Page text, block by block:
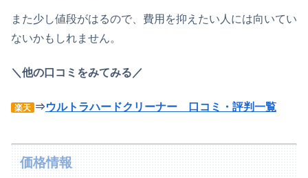
また少し値段がはるので、費用を抑えたい人には向いてい
ないかもしれません。
＼他の口コミをみてみる／
楽天 ⇒ウルトラハードクリーナー 口コミ・評判一覧
価格情報